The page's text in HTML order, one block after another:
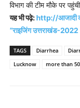
विभाग की टीम मौके पर
यह भी पढ़े: http://आजादी
“राइजिंग उत्तराखंड-2022
TAGS Diarrhea
Lucknow
more than